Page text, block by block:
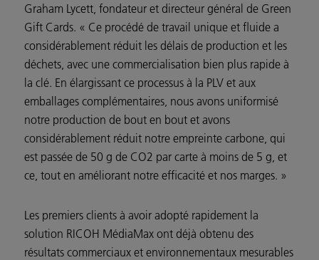
Graham Lycett, fondateur et directeur général de Green
Gift Cards. « Ce procédé de travail unique et fluide a
considérablement réduit les délais de production et les
déchets, avec une commercialisation bien plus rapide à
la clé. En élargissant ce processus à la PLV et aux
emballages complémentaires, nous avons uniformisé
notre production de bout en bout et avons
considérablement réduit notre empreinte carbone, qui
est passée de 50 g de CO2 par carte à moins de 5 g, et
ce, tout en améliorant notre efficacité et nos marges. »
Les premiers clients à avoir adopté rapidement la
solution RICOH MédiaMax ont déjà obtenu des
résultats commerciaux et environnementaux mesurables